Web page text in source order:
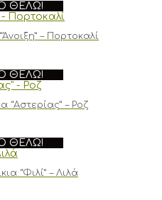
ΘΈΛΩ!
– Πορτοκαλί
ΘΈΛΩ!
“Αστερίας” – Ροζ
ΘΈΛΩ!
“Φιλί” – Λιλά